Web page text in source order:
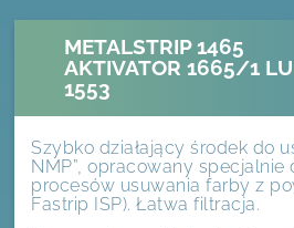
METALSTRIP 1465
AKTIVATOR 1665/1
1553
Szybko działający środek do
NMP”, opracowany specjalnie
procesów usuwania farby z
Fastrip ISP). Łatwa filtracja.